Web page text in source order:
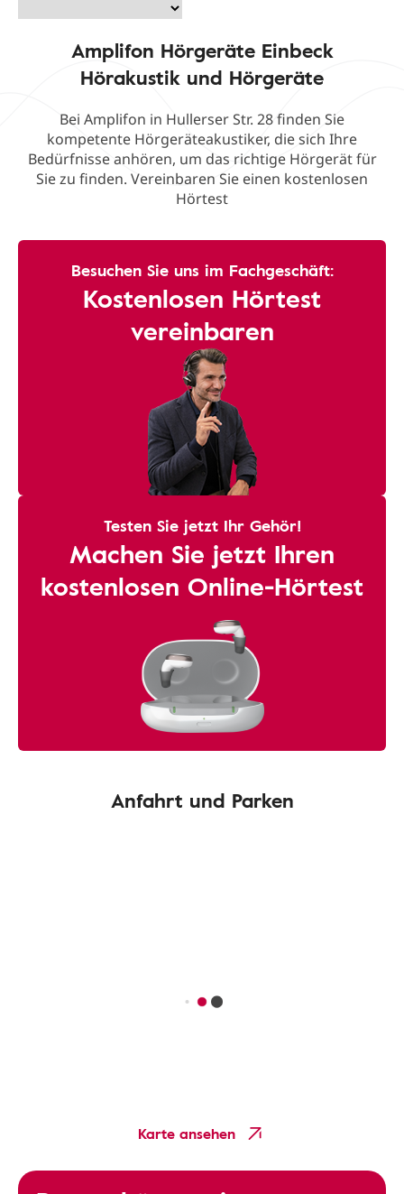
Amplifon Hörgeräte Einbeck
Hörakustik und Hörgeräte
Bei Amplifon in Hullerser Str. 28 finden Sie
kompetente Hörgeräteakustiker, die sich Ihre
Bedürfnisse anhören, um das richtige Hörgerät für
Sie zu finden. Vereinbaren Sie einen kostenlosen
Hörtest
Besuchen Sie uns im Fachgeschäft:
Kostenlosen Hörtest
vereinbaren
Testen Sie jetzt Ihr Gehör!
Machen Sie jetzt Ihren
kostenlosen Online-Hörtest
Anfahrt und Parken
Karte ansehen